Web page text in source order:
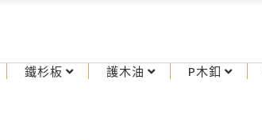
鐵杉板 護木油 P木釦